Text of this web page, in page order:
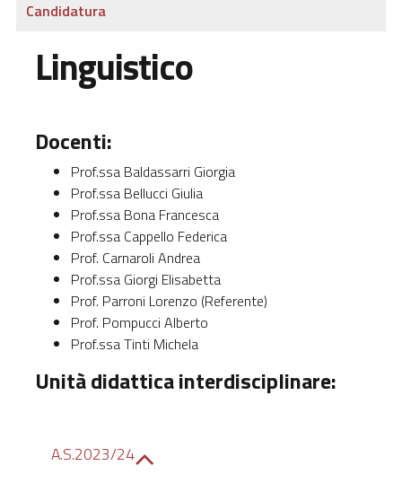
Candidatura
Linguistico
Docenti:
Prof.ssa Baldassarri Giorgia
Prof.ssa Bellucci Giulia
Prof.ssa Bona Francesca
Prof.ssa Cappello Federica
Prof. Carnaroli Andrea
Prof.ssa Giorgi Elisabetta
Prof. Parroni Lorenzo (Referente)
Prof. Pompucci Alberto
Prof.ssa Tinti Michela
Unità didattica interdisciplinare:
A.S.2023/24